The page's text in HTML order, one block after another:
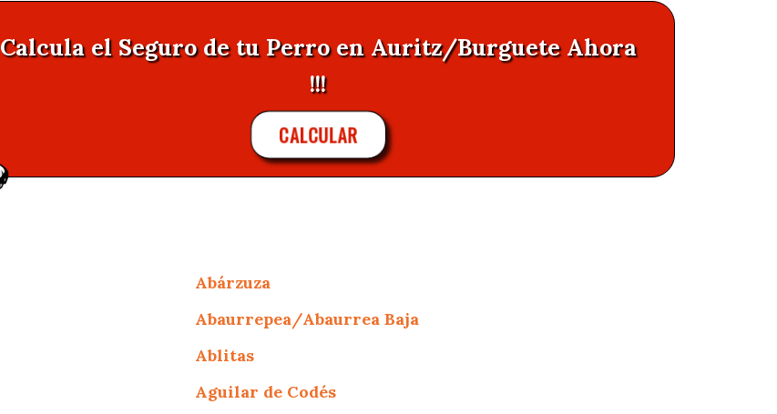
Calcula el Seguro de tu Perro en Auritz/Burguete Ahora
!!!
CALCULAR
Abárzuza
Abaurrepea/Abaurrea Baja
Ablitas
Aguilar de Codés